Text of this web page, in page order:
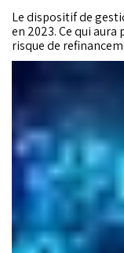
Le dispositif de
en 2023. Ce qui
risque de
l’engouement des
le montant global
milliards de
montant global
primaire et de la
l’offre globale